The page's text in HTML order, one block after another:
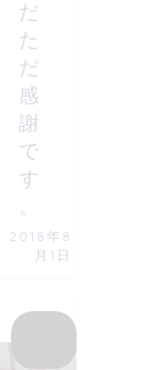
だ
た
だ
感
謝
で
す
。
2018年8
月1日